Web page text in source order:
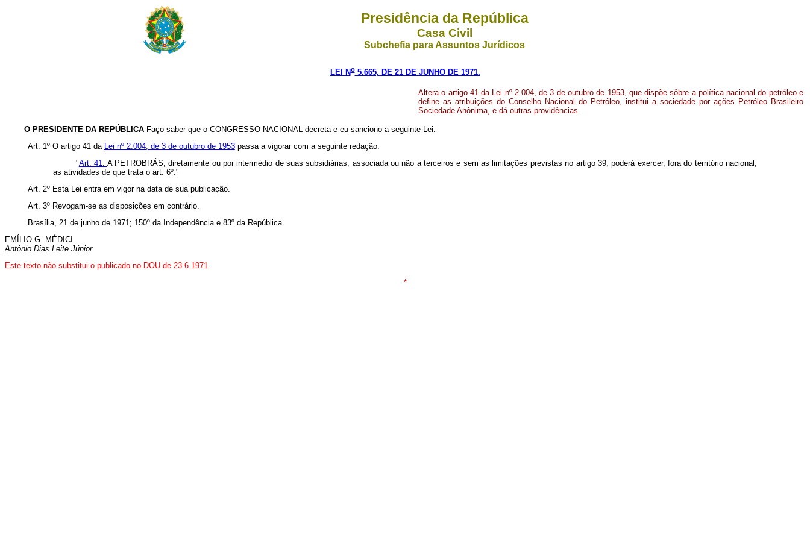
Presidência da República
Casa Civil
Subchefia para Assuntos Jurídicos
LEI No5.665, DE 21 DE JUNHO DE 1971.
Altera o artigo 41 da Lei nº 2.004, de 3 de outubro de 1953, que dispõe sôbre a política nacional do petróleo e
define as atribuições do Conselho Nacional do Petróleo, institui a sociedade por ações Petróleo Brasileiro
Sociedade Anônima, e dá outras providências.
O PRESIDENTE DA REPÚBLICA Faço saber que o CONGRESSO NACIONAL decreta e eu sanciono a seguinte Lei:
Art. 1º O artigo 41 da Lei nº 2.004, de 3 de outubro de 1953passa a vigorar com a seguinte redação:
"Art. 41. A PETROBRÁS, diretamente ou por intermédio de suas subsidiárias, associada ou não a terceiros e sem as limitações previstas no artigo 39, poderá exercer, fora do território nacional,
as atividades de que trata o art. 6º."
Art. 2º Esta Lei entra em vigor na data de sua publicação.
Art. 3º Revogam-se as disposições em contrário.
Brasília, 21 de junho de 1971; 150º da Independência e 83º da República.
EMÍLIO G. MÉDICI
Antônio Dias Leite Júnior
Este texto não substitui o publicado no DOU de 23.6.1971
*